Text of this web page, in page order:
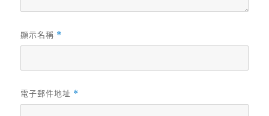
顯示名稱 *
電子郵件地址 *